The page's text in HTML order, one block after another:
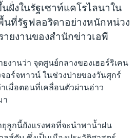
ฝั่งในรัฐเซาท์แคโรไลนาใน
นที่รัฐฟลอริดาอย่างหนักหน่วง
ยงานของสำนักข่าวเอพี
งานว่า จุดศูนย์กลางของเฮอร์ริเคน
จอร์จทาวน์ ในช่วงบ่ายของวันศุกร์
เมื่อตอนที่เคลื่อนตัวผ่านอ่าว
า
ยุลูกนี้ยังแรงพอที่จะนำพาน้ำฝน